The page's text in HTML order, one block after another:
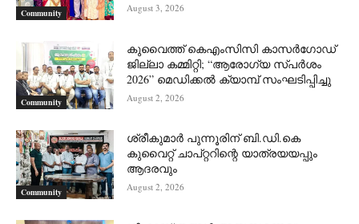
Community August 3, 2026
Community
കുവൈത്ത് കെഎംസിസി കാസർഗോഡ്
ജില്ലാ കമ്മിറ്റി; “ആരോഗ്യ സ്പർശം
2026” മെഡിക്കൽ ക്യാമ്പ് സംഘടിപ്പിച്ചു
August 2, 2026
Community
ശ്രീകുമാർ പുന്നൂരിന് ബി.ഡി.കെ
കുവൈറ്റ് ചാപ്റ്ററിന്റെ യാത്രയയപ്പും
ആദരവും
August 2, 2026